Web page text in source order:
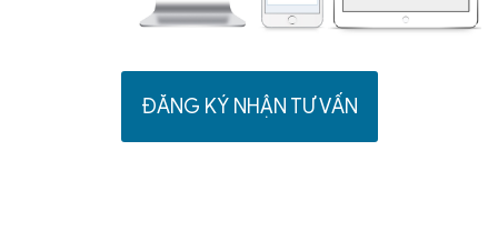
ĐĂNG KÝ NHẬN TƯ VẤN